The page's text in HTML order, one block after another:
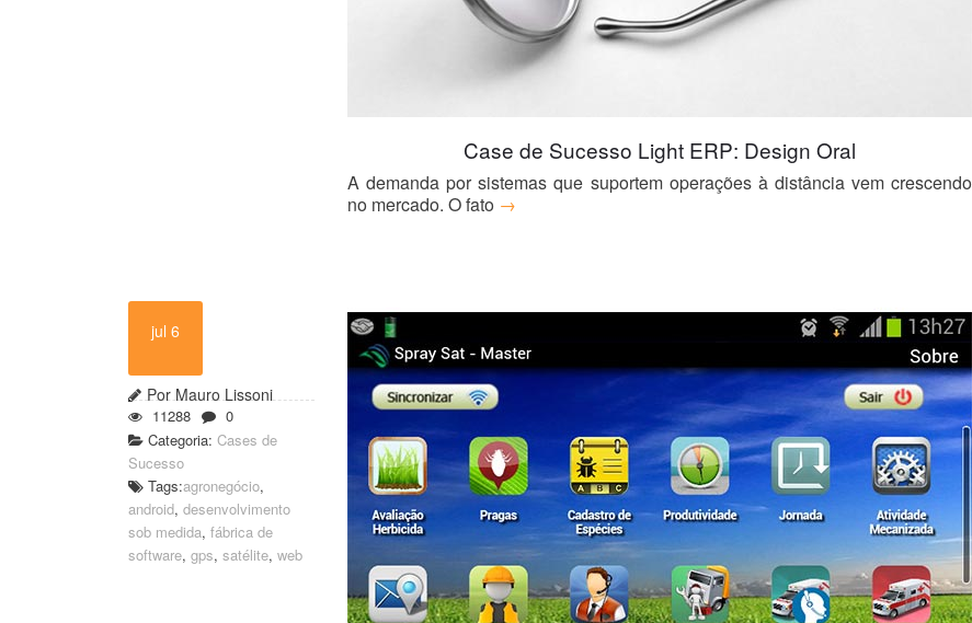
Case de Sucesso Light ERP: Design Oral
A demanda por sistemas que suportem operações à distância vem crescendo
no mercado. O fato →
jul 6
Por Mauro Lissoni
11288
0
Categoria: Cases de
Sucesso
Tags:agronegócio,
android, desenvolvimento
sob medida, fábrica de
software, gps, satélite, web